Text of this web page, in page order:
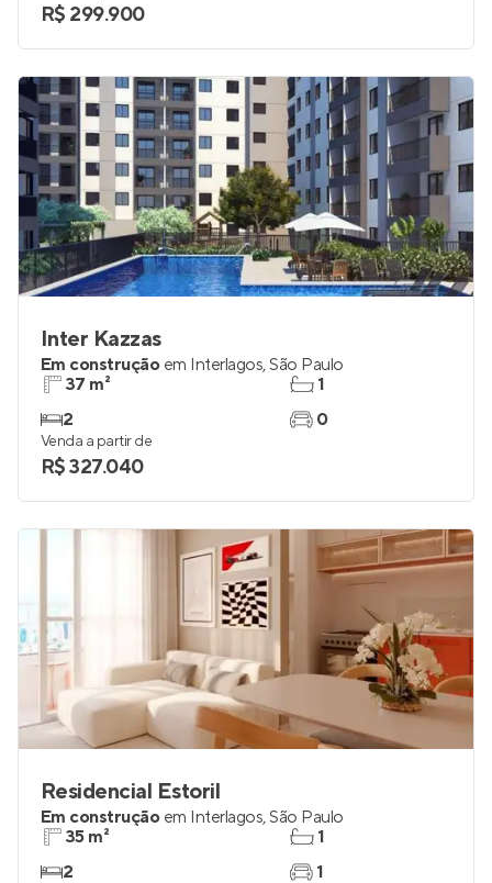
R$ 299.900
Inter Kazzas
Em construção em Interlagos,São Paulo
37 m²
2
1
0
Venda a partir de
R$ 327.040
Residencial Estoril
Em construção em Interlagos,São Paulo
35 m²
2
1
1